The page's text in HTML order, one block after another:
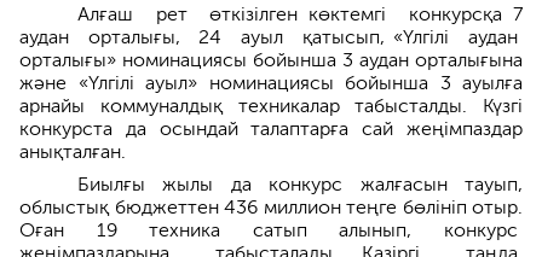
Алғаш рет өткізілген көктемгі конкурс­қа 7
аудан орталығы, 24 ауыл қатысып, «Үлгі­лі аудан
орталығы» номинациясы бойынша 3 аудан орталығына
және «Үлгілі ауыл» номинация­сы бойынша 3 ауылға
арнайы коммуналдық техникалар табысталды. Күзгі
конкурста да осындай талаптарға сай жеңімпаздар
анықталған.
Биылғы жылы да конкурс жалғасын тауып,
облыстық бюджеттен 436 миллион теңге бөлініп отыр.
Оған 19 техника сатып алынып, конкурс